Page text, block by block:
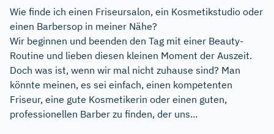
Wie finde ich einen Friseursalon, ein Kosmetikstudio oder
einen Barbersop in meiner Nähe?
Wir beginnen und beenden den Tag mit einer Beauty-
Routine und lieben diesen kleinen Moment der Auszeit.
Doch was ist, wenn wir mal nicht zuhause sind? Man
könnte meinen, es sei einfach, einen kompetenten
Friseur, eine gute Kosmetikerin oder einen guten,
professionellen Barber zu finden, der uns...